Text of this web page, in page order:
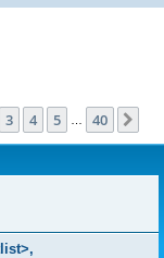
40
3 4 5 40